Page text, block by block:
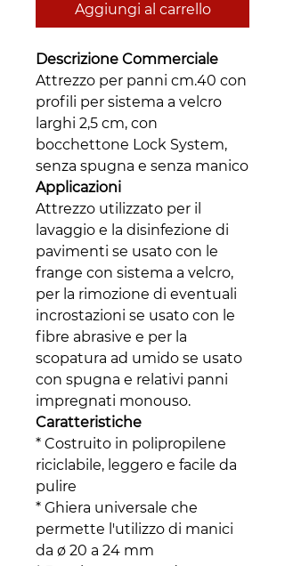
Aggiungi al carrello
Descrizione Commerciale
Attrezzo per panni cm.40 con
profili per sistema a velcro
larghi 2,5 cm, con
bocchettone Lock System,
senza spugna e senza manico
Applicazioni
Attrezzo utilizzato per il
lavaggio e la disinfezione di
pavimenti se usato con le
frange con sistema a velcro,
per la rimozione di eventuali
incrostazioni se usato con le
fibre abrasive e per la
scopatura ad umido se usato
con spugna e relativi panni
impregnati monouso.
Caratteristiche
* Costruito in polipropilene
riciclabile, leggero e facile da
pulire
* Ghiera universale che
permette l'utilizzo di manici
da ø 20 a 24 mm